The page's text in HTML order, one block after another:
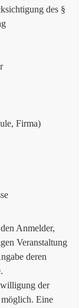
des §
Firma)
Anmelder,
Veranstaltung
deren
der
Eine